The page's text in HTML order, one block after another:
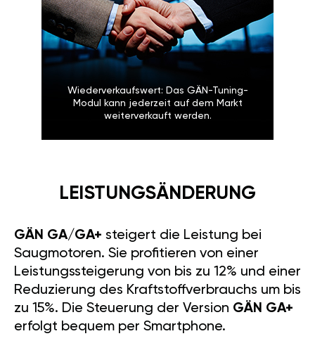
Wiederverkaufswert: Das GÄN-Tuning-
Modul kann jederzeit auf dem Markt
weiterverkauft werden.
LEISTUNGSÄNDERUNG
GÄN GA/GA+ steigert die Leistung bei
Saugmotoren. Sie profitieren von einer
Leistungssteigerung von bis zu 12% und einer
Reduzierung des Kraftstoffverbrauchs um bis
zu 15%. Die Steuerung der Version GÄN GA+
erfolgt bequem per Smartphone.